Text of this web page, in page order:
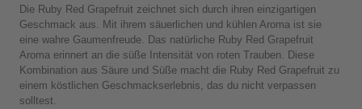
Die Ruby Red Grapefruit zeichnet sich durch ihren einzigartigen
Geschmack aus. Mit ihrem säuerlichen und kühlen Aroma ist sie
eine wahre Gaumenfreude. Das natürliche Ruby Red Grapefruit
Aroma erinnert an die süße Intensität von roten Trauben. Diese
Kombination aus Säure und Süße macht die Ruby Red Grapefruit zu
einem köstlichen Geschmackserlebnis, das du nicht verpassen
solltest.